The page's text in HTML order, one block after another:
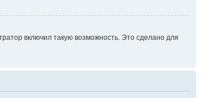
включил такую возможность. Это сделано для